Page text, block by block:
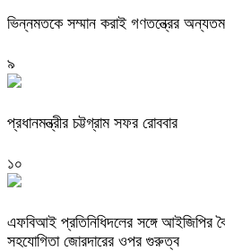
ভিন্নমতকে সম্মান করাই গণতন্ত্রের
৯
প্রধানমন্ত্রীর চট্টগ্রাম সফর রোববার
১০
এফবিআই প্রতিনিধিদলের সঙ্গে আইজিপির
সহযোগিতা জোরদারের ওপর গুরুত্ব